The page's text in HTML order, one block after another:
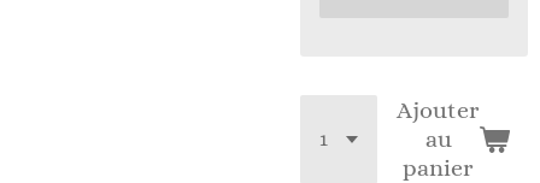
Ajouter
au
panier